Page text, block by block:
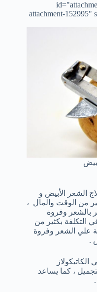
attachment-152995"
الشعر الأبيض و
من الوقت والمال ،
بالشعر وفروة
التكلفة بكثير من
علي الشعر وفروة
.
، كما يساعد